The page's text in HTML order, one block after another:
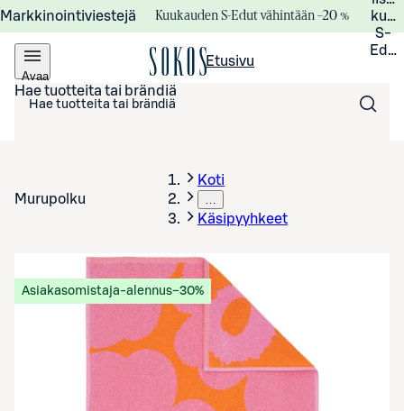
Markkinointiviestejä Kuukauden S-Edut vähintään –20 %
S-
Avaa
valikko
Etusivu
Hae tuotteita tai brändiä
Murupolku
Koti
…
Käsipyyhkeet
Asiakasomistaja-alennus−30%